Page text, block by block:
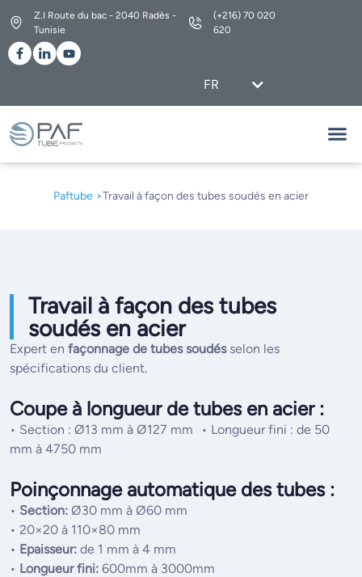
Z.I Route du bac - 2040 Radès -
Tunisie
(+216) 70 020
620
FR
EN
Paftube >Travail à façon des tubes soudés en acier
Travail à façon des tubes
soudés en acier
Expert en façonnage de tubes soudésselon les
spécifications du client.
Coupe à longueur de tubes en acier :
• Section : Ø13 mm à Ø127 mm • Longueur fini : de 50
mm à 4750 mm
Poinçonnage automatique des tubes :
• Section: Ø30 mm à Ø60 mm
• 20×20 à 110×80 mm
• Epaisseur: de 1 mm à 4 mm
• Longueur fini: 600mm à 3000mm